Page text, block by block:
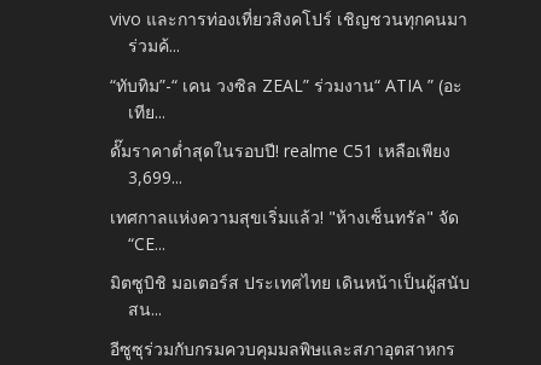
vivo และการท่องเที่ยวสิงคโปร์ เชิญชวนทุกคนมา
ร่วมค้...
“ทับทิม”-“ เคน วงซิล ZEAL” ร่วมงาน“ ATIA ” (อะ
เทีย...
ดั๊มราคาต่ำสุดในรอบปี! realme C51 เหลือเพียง
3,699...
เทศกาลแห่งความสุขเริ่มแล้ว! "ห้างเซ็นทรัล" จัด
“CE...
มิตซูบิชิ มอเตอร์ส ประเทศไทย เดินหน้าเป็นผู้สนับ
สน...
อีซูซุร่วมกับกรมควบคุมมลพิษและสภาอุตสาหกร